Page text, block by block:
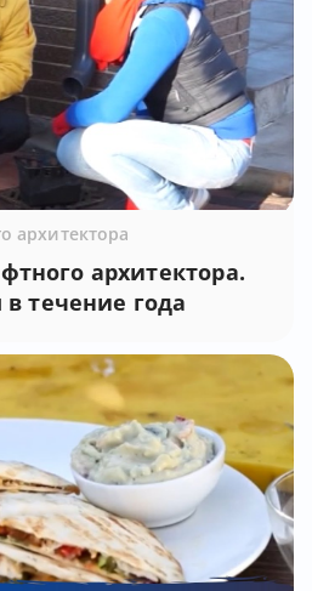
архитектора
архитектора.
течение года